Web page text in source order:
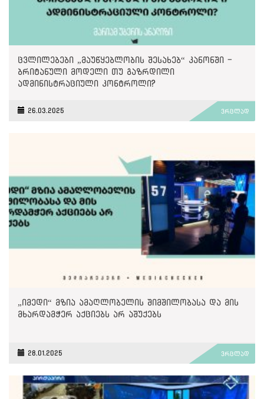
ცვლილებები „მაუწყებლობის შესახებ“ კანონში -
ბრიტანული მოდელი თუ გაზრდილი
ადმინისტრაციული კონტროლი?
26.03.2025 ვრცლად
„იმედი“ მზია ამაღლობელის შიმშილობასა და მის
მხარდამჭერ აქციებს არ აშუქებს
28.01.2025 ვრცლად